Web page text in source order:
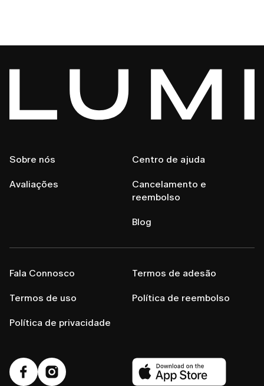
Sobre nós
Avaliações
Centro de ajuda
Cancelamento e
reembolso
Blog
Fala Connosco
Termos de uso
Política de privacidade
Termos de adesão
Política de reembolso